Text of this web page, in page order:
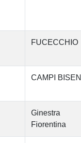
FUCECCHIO
CAMPI
Ginestra
Fiorentina